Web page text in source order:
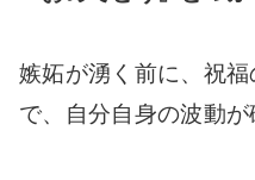
嫉妬が湧く前に、祝
で、自分自身の波動が